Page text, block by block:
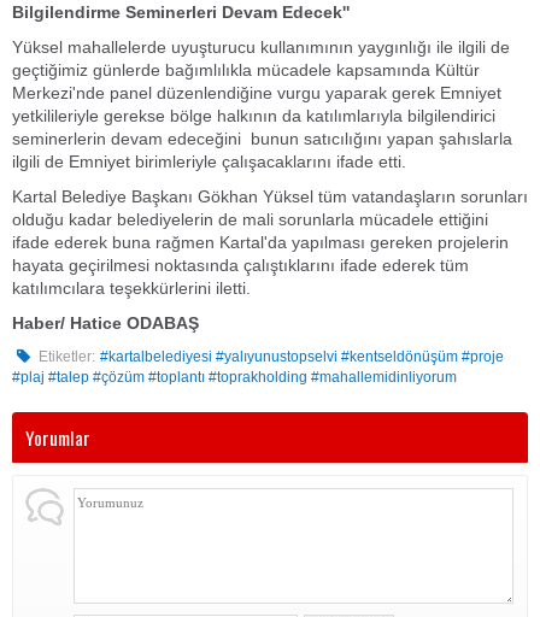
Bilgilendirme Seminerleri Devam Edecek''
Yüksel mahallelerde uyuşturucu kullanımının yaygınlığı ile ilgili de
geçtiğimiz günlerde bağımlılıkla mücadele kapsamında Kültür
Merkezi'nde panel düzenlendiğine vurgu yaparak gerek Emniyet
yetkilileriyle gerekse bölge halkının da katılımlarıyla bilgilendirici
seminerlerin devam edeceğini bunun satıcılığını yapan şahıslarla
ilgili de Emniyet birimleriyle çalışacaklarını ifade etti.
Kartal Belediye Başkanı Gökhan Yüksel tüm vatandaşların sorunları
olduğu kadar belediyelerin de mali sorunlarla mücadele ettiğini
ifade ederek buna rağmen Kartal'da yapılması gereken projelerin
hayata geçirilmesi noktasında çalıştıklarını ifade ederek tüm
katılımcılara teşekkürlerini iletti.
Haber/ Hatice ODABAŞ
Etiketler: #kartalbelediyesi #yalıyunustopselvi #kentseldönüşüm #proje
#plaj #talep #çözüm #toplantı #toprakholding #mahallemidinliyorum
Yorumlar